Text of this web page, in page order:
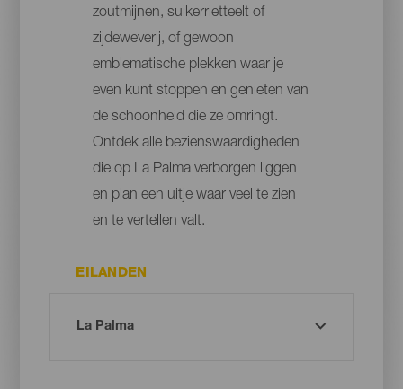
zoutmijnen, suikerrietteelt of
zijdeweverij, of gewoon
emblematische plekken waar je
even kunt stoppen en genieten van
de schoonheid die ze omringt.
Ontdek alle bezienswaardigheden
die op La Palma verborgen liggen
en plan een uitje waar veel te zien
en te vertellen valt.
EILANDEN